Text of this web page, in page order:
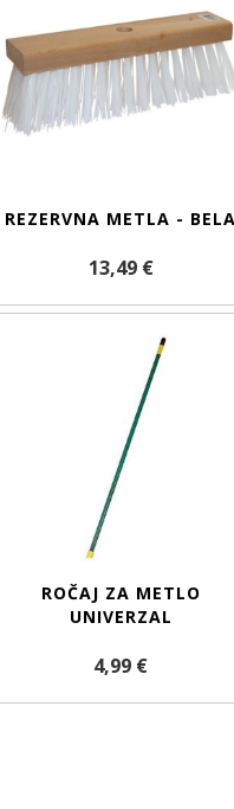
REZERVNA METLA - BELA
13,49 €
ROČAJ ZA METLO
UNIVERZAL
4,99 €